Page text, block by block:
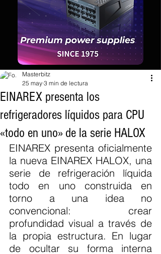
EINAREX presenta los
refrigeradores líquidos para CPU
«todo en uno» de la serie HALOX
Masterbitz
25 may 3 min de lectura
EINAREX presenta oficialmente
la nueva EINAREX HALOX, una
serie de refrigeración líquida
todo en uno construida en
torno a una idea no
convencional: crear
profundidad visual a través de
la propia estructura. En lugar
de ocultar su forma interna